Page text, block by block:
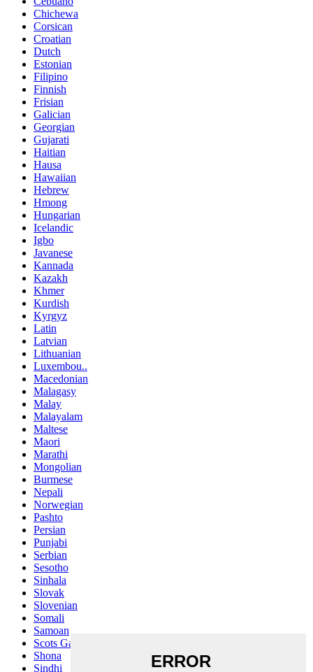
Chichewa
Corsican
Croatian
Dutch
Estonian
Filipino
Finnish
Frisian
Galician
Georgian
Gujarati
Haitian
Hausa
Hawaiian
Hebrew
Hmong
Hungarian
Icelandic
Igbo
Javanese
Kannada
Kazakh
Khmer
Kurdish
Kyrgyz
Latin
Latvian
Lithuanian
Luxembou..
Macedonian
Malagasy
Malay
Malayalam
Maltese
Maori
Marathi
Mongolian
Burmese
Nepali
Norwegian
Pashto
Persian
Punjabi
Serbian
Sesotho
Sinhala
Slovak
Slovenian
Somali
Samoan
Scots Gaelic
Shona
Sindhi